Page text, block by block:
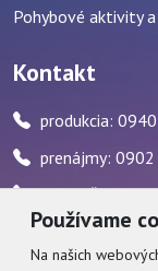
Používame
Na našich
Pohybové aktivity
Kontakt
produkcia:
prenájmy:
pokladňa:
zvukár: 0911